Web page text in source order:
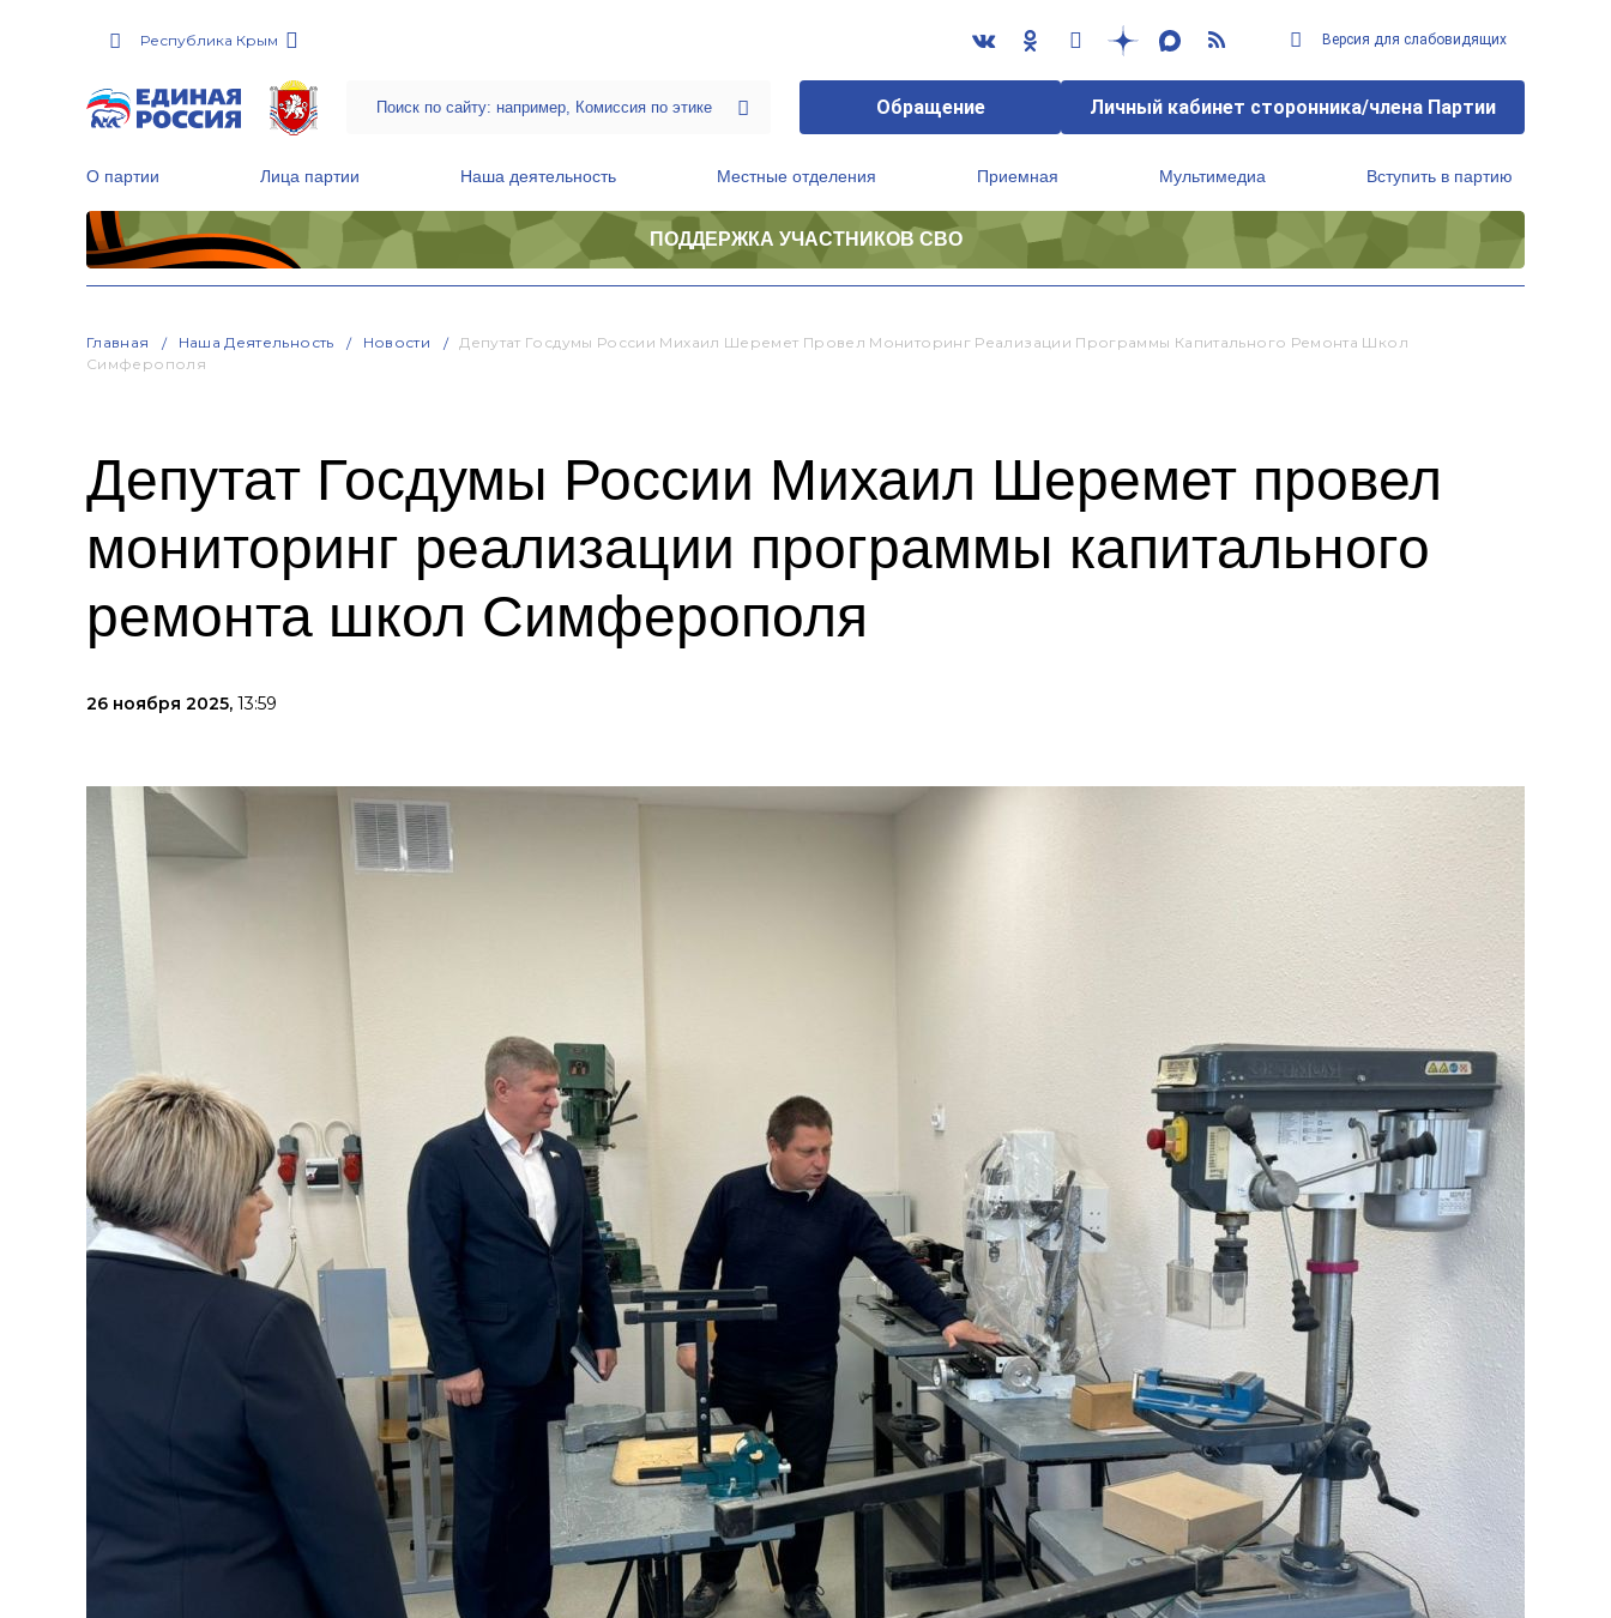
Республика Крым Версия для слабовидящих
Обращение Личный кабинет сторонника/члена Партии
О партии Лица партии Наша деятельность Местные отделения Приемная Мультимедиа Вступить в партию
ПОДДЕРЖКА УЧАСТНИКОВ СВО
Главная Наша Деятельность Новости
Депутат Госдумы России Михаил Шеремет Провел Мониторинг Реализации Программы Капитального Ремонта Школ
Симферополя
Депутат Госдумы России Михаил Шеремет провел
мониторинг реализации программы капитального
ремонта школ Симферополя
26 ноября 2025, 13:59